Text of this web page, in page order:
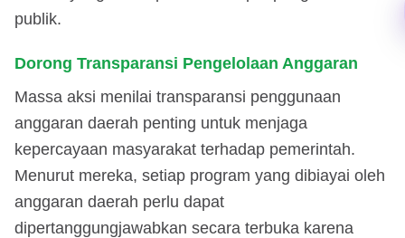
publik.
Dorong Transparansi Pengelolaan Anggaran
Massa aksi menilai transparansi penggunaan
anggaran daerah penting untuk menjaga
kepercayaan masyarakat terhadap pemerintah.
Menurut mereka, setiap program yang dibiayai oleh
anggaran daerah perlu dapat
dipertanggungjawabkan secara terbuka karena